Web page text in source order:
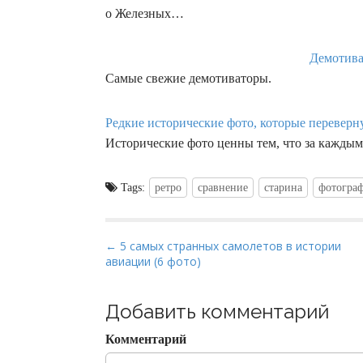
о Железных…
Самые свежие демотиваторы.
Редкие исторические фото, которые
Исторические фото ценны тем, что за
Tags: ретро сравнение старина
P
o
t
n
a
← 5 самых странных самолетов в истории
авиации (6 фото)
Добавить комментарий
Комментарий